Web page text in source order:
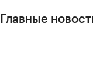
Главные